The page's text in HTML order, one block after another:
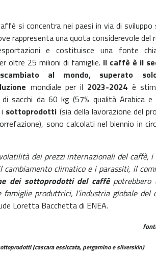
si concentra nei paesi in via di
rappresenta una quota considerevole del
e costituisce una fonte
oltre 25 milioni di famiglie. Il caffè è il
al mondo, superato
mondiale per il 2023-2024 è
sacchi da 60 kg (57% qualità Arabica e
sottoprodotti (sia della lavorazione del
sono calcolati nel biennio in
volatilità dei prezzi internazionali del caffè,
cambiamento climatico e i parassiti, il
dei sottoprodotti del caffèpotrebbero
famiglie produttrici, l’industria globale del
Loretta Bacchetta di ENEA.
(cascara essiccata, pergamino e silverskin)